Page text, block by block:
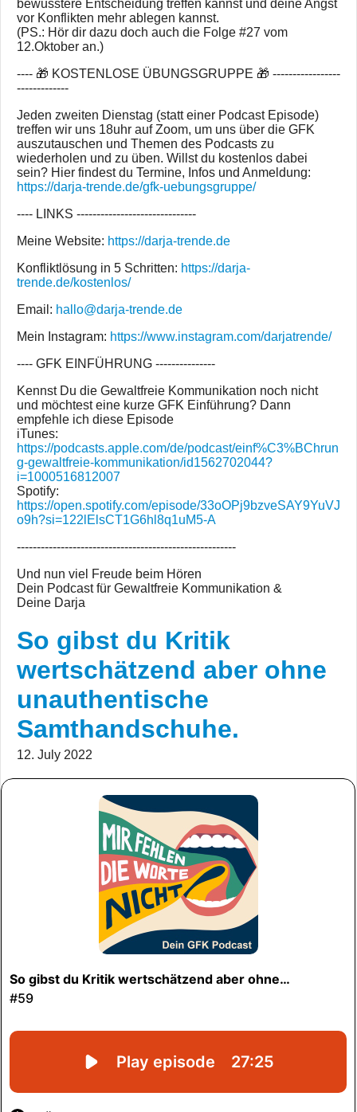
bewusstere Entscheidung treffen kannst und deine Angst
vor Konflikten mehr ablegen kannst.
(PS.: Hör dir dazu doch auch die Folge #27 vom
12.Oktober an.)
---- 🎁 KOSTENLOSE ÜBUNGSGRUPPE 🎁 -----------------
-------------
Jeden zweiten Dienstag (statt einer Podcast Episode)
treffen wir uns 18uhr auf Zoom, um uns über die GFK
auszutauschen und Themen des Podcasts zu
wiederholen und zu üben. Willst du kostenlos dabei
sein? Hier findest du Termine, Infos und Anmeldung:
https://darja-trende.de/gfk-uebungsgruppe/
---- LINKS ------------------------------
Meine Website: https://darja-trende.de
Konfliktlösung in 5 Schritten: https://darja-
trende.de/kostenlos/
Email: hallo@darja-trende.de
Mein Instagram: https://www.instagram.com/darjatrende/
---- GFK EINFÜHRUNG ---------------
Kennst Du die Gewaltfreie Kommunikation noch nicht
und möchtest eine kurze GFK Einführung? Dann
empfehle ich diese Episode
iTunes:
https://podcasts.apple.com/de/podcast/einf%C3%BChrun
g-gewaltfreie-kommunikation/id1562702044?
i=1000516812007
Spotify:
https://open.spotify.com/episode/33oOPj9bzveSAY9YuVJ
o9h?si=122lElsCT1G6hl8q1uM5-A
-------------------------------------------------------
Und nun viel Freude beim Hören
Dein Podcast für Gewaltfreie Kommunikation &
Deine Darja
So gibst du Kritik
wertschätzend aber ohne
unauthentische
Samthandschuhe.
12. July 2022